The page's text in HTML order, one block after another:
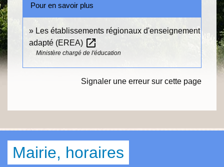
Pour en savoir plus
Les établissements régionaux d'enseignement
adapté (EREA) open_in_new
Ministère chargé de l'éducation
Signaler une erreur sur cette page
Mairie, horaires